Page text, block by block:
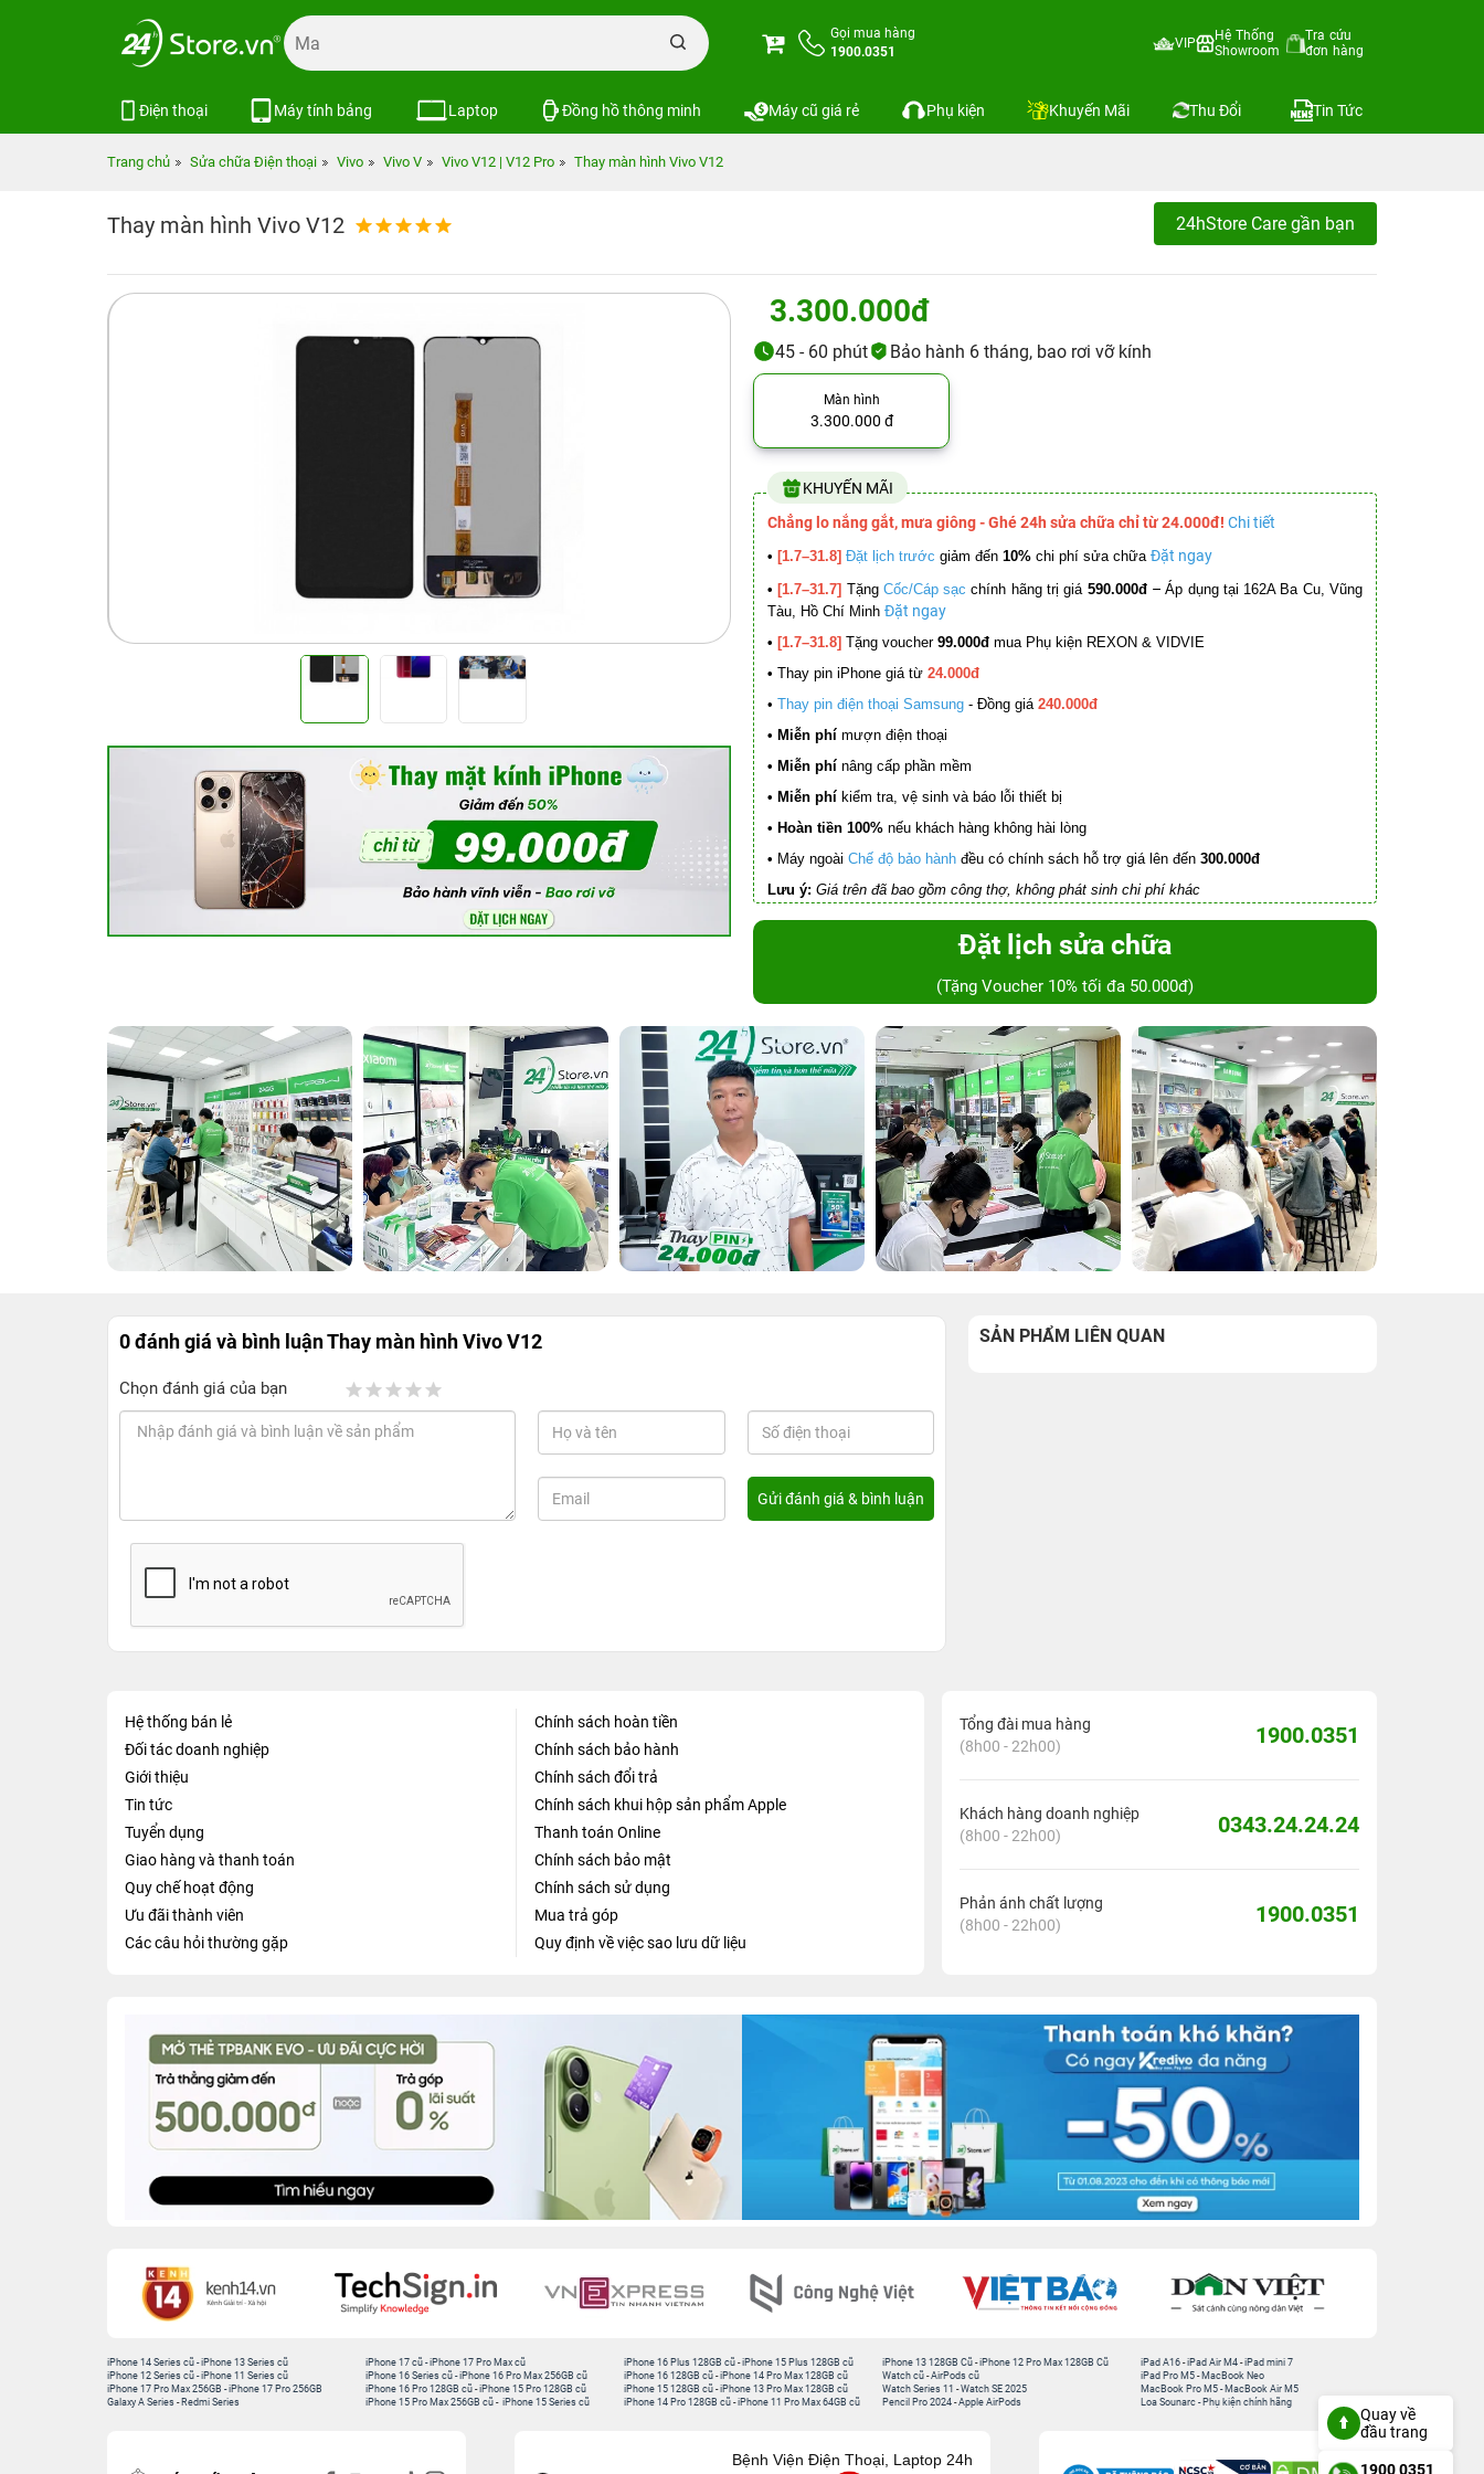
Gọi mua hàng
1900.0351
VIP
Hệ Thống
Showroom
Tra cứu
đơn hàng
Điện thoại Máy tính bảng Laptop Đồng hồ thông minh Máy cũ giá rẻ Phụ kiện Khuyến Mãi Thu Đổi Tin Tức
Trang chủ Sửa chữa Điện thoại Vivo Vivo V Vivo V12 | V12 Pro Thay màn hình Vivo V12
Thay màn hình Vivo V12 24hStore Care gần bạn
3.300.000đ
45 - 60 phút Bảo hành 6 tháng, bao rơi vỡ kính
Màn hình
3.300.000 đ
KHUYẾN MÃI
Chẳng lo nắng gắt, mưa giông - Ghé 24h sửa chữa chỉ từ 24.000đ! Chi tiết
• [1.7–31.8] Đặt lịch trước giảm đến 10% chi phí sửa chữa Đặt ngay
• [1.7–31.7] Tặng Cốc/Cáp sạc chính hãng trị giá 590.000đ –Áp dụng tại 162A Ba Cu, Vũng
Tàu, Hồ Chí Minh Đặt ngay
• [1.7–31.8] Tặng voucher 99.000đ mua Phụ kiện REXON & VIDVIE
• Thay pin iPhone giá từ 24.000đ
• Thay pin điện thoại Samsung - Đồng giá 240.000đ
• Miễn phí mượn điện thoại
• Miễn phí nâng cấp phần mềm
• Miễn phí kiểm tra, vệ sinh và báo lỗi thiết bị
• Hoàn tiền 100% nếu khách hàng không hài lòng
• Máy ngoài Chế độ bảo hành đều có chính sách hỗ trợ giá lên đến 300.000đ
Lưu ý: Giá trên đã bao gồm công thợ, không phát sinh chi phí khác
Đặt lịch sửa chữa
(Tặng Voucher 10% tối đa 50.000đ)
0 đánh giá và bình luậnThay màn hình Vivo V12
Chọn đánh giá của bạn
SẢN PHẨM LIÊN QUAN
Hệ thống bán lẻ
Đối tác doanh nghiệp
Giới thiệu
Tin tức
Tuyển dụng
Giao hàng và thanh toán
Quy chế hoạt động
Ưu đãi thành viên
Các câu hỏi thường gặp
Chính sách hoàn tiền
Chính sách bảo hành
Chính sách đổi trả
Chính sách khui hộp sản phẩm Apple
Thanh toán Online
Chính sách bảo mật
Chính sách sử dụng
Mua trả góp
Quy định về việc sao lưu dữ liệu
Tổng đài mua hàng
(8h00 - 22h00)
1900.0351
Khách hàng doanh nghiệp
(8h00 - 22h00)
0343.24.24.24
Phản ánh chất lượng
(8h00 - 22h00)
1900.0351
iPhone 14 Series cũ -iPhone 13 Series cũ
iPhone 12 Series cũ -iPhone 11 Series cũ
iPhone 17 Pro Max 256GB -iPhone 17 Pro 256GB
Galaxy A Series - Redmi Series
iPhone 17 cũ -iPhone 17 Pro Max cũ
iPhone 16 Series cũ - iPhone 16 Pro Max 256GB cũ
iPhone 16 Pro 128GB cũ -iPhone 15 Pro 128GB cũ
iPhone 15 Pro Max 256GB cũ - iPhone 15 Series cũ
iPhone 16 Plus 128GB cũ -iPhone 15 Plus 128GB cũ
iPhone 16 128GB cũ -iPhone 14 Pro Max 128GB cũ
iPhone 15 128GB cũ -iPhone 13 Pro Max 128GB cũ
iPhone 14 Pro 128GB cũ -iPhone 11 Pro Max 64GB cũ
iPhone 13 128GB Cũ -iPhone 12 Pro Max 128GB Cũ
Watch cũ -AirPods cũ
Watch Series 11 -Watch SE 2025
Pencil Pro 2024 -Apple AirPods
iPad A16 -iPad Air M4 -iPad mini 7
iPad Pro M5 - MacBook Neo
MacBook Pro M5 - MacBook Air M5
Loa Sounarc - Phụ kiện chính hãng
Bệnh Viện Điện Thoại, Laptop 24h
Quay về
đầu trang
1900 0351